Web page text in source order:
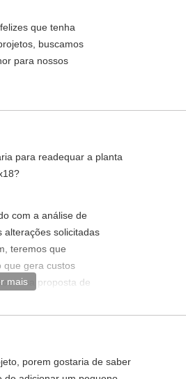
arquiteto) por sua
la e registra-la junto
uma melhor analise
informe as
(largura x
que tenha
buscamos
para nossos
para readequar a planta
com a análise de
alterações solicitadas
teremos que
que gera custos
uma proposta de
e como adquirir
mais
porem gostaria de saber